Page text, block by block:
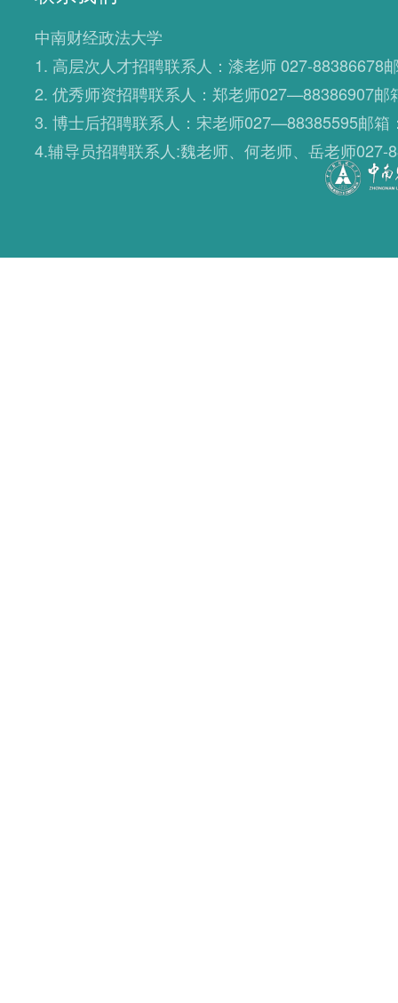
中南财经政法大学
1. 高层次人才招聘联系人：漆老师 027-88386678
2. 优秀师资招聘联系人：郑老师027—88386907邮
3. 博士后招聘联系人：宋老师027—88385595邮箱
4.辅导员招聘联系人:魏老师、何老师、岳老师027-